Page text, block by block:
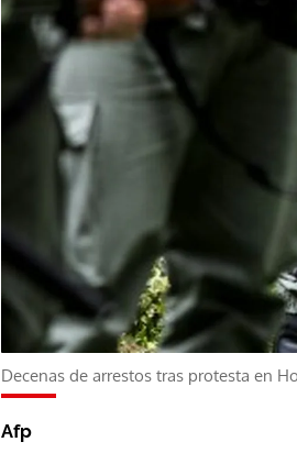
Decenas de arrestos tras protesta en
Afp